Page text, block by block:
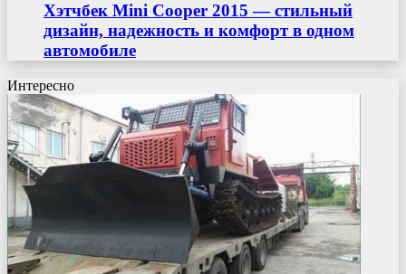
Хэтчбек Mini Cooper 2015 — стильный
дизайн, надежность и комфорт в одном
автомобиле
Интересно